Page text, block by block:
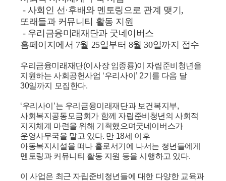
- 사회인 선·후배와 멘토링으로 관계 맺기,
또래들과 커뮤니티 활동 지원
- 우리금융미래재단과 굿네이버스
홈페이지에서 7월 25일부터 8월 30일까지 접수
우리금융미래재단(이사장 임종룡)이 자립준비청년을
지원하는 사회공헌사업 ‘우리사이’ 2기를 다음 달
30일까지 모집한다.
‘우리사이’는 우리금융미래재단과 보건복지부,
사회복지공동모금회가 함께 자립준비청년의 사회적
지지체계 마련을 위해 기획했으며굿네이버스가
운영사무국을 맡고 있다. 만 18세 이후
아동복지시설을 떠나 홀로서기에 나서는 청년들에게
멘토링과 커뮤니티 활동 지원 등을 시행하고 있다.
이 사업은 최근 자립준비청년들에 대한 다양한 교육과